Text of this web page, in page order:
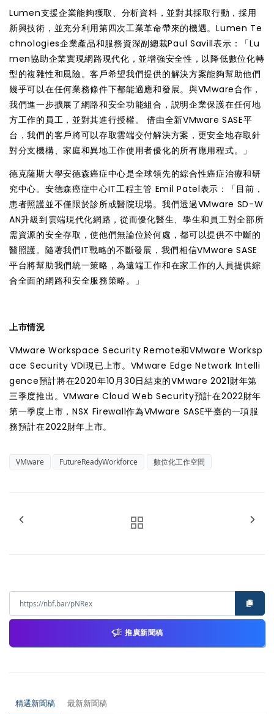
Lumen支援企業能夠獲取、分析資料，並對其採取行動，採用
新興技術，並充分利用第四次工業革命帶來的機遇。Lumen Te
chnologies企業產品和服務資深副總裁Paul Savill表示：「Lu
men協助企業實現網路現代化，並增強安全性，以降低數位化轉
型的複雜性和風險。客戶希望我們提供的解決方案能夠幫助他們
幾乎可以在任何業務條件下都能適應和發展。與VMware合作，
我們進一步擴展了網路和安全功能組合，説明企業保護在任何地
方工作的員工，並對其進行授權。 借由全新VMware SASE平
台，我們的客戶將可以存取雲端交付解決方案，更安全地存取針
對分支機構、家庭和異地工作使用者優化的所有應用程式。」
德克薩斯大學安德森癌症中心是全球領先的綜合性癌症治療和研
究中心。安德森癌症中心IT工程主管 Emil Patel表示：「目前，
患者照護並不僅限於診所或醫院現場。我們透過VMware SD-W
AN升級到雲端現代化網路，從而優化醫生、學生和員工對全部所
需資源的安全存取，使他們無論位於何處，都可以提供不中斷的
醫照護。隨著我們IT戰略的不斷發展，我們相信VMware SASE
平台將幫助我們統一策略，為遠端工作和在家工作的人員提供綜
合全面的網路和安全服務策略。」
上市情況
VMware Workspace Security Remote和VMware Worksp
ace Security VDI現已上市。VMware Edge Network Intelli
gence預計將在2020年10月30日結束的VMware 2021財年第
三季度推出。VMware Cloud Web Security預計在2022財年
第一季度上市，NSX Firewall作為VMware SASE平臺的一項服
務預計在2022財年上市。
VMware FutureReadyWorkforce 數位化工作空間
推廣新聞稿
精選新聞稿 最新新聞稿